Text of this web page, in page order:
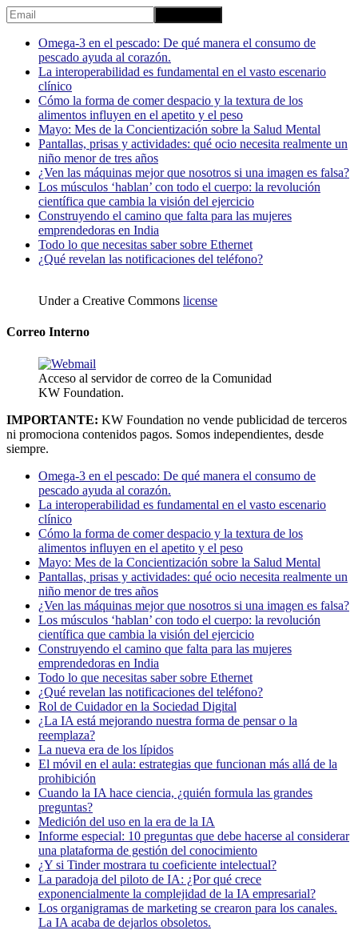
Omega-3 en el pescado: De qué manera el consumo de
pescado ayuda al corazón.
La interoperabilidad es fundamental en el vasto escenario
clínico
Cómo la forma de comer despacio y la textura de los
alimentos influyen en el apetito y el peso
Mayo: Mes de la Concientización sobre la Salud Mental
Pantallas, prisas y actividades: qué ocio necesita realmente un
niño menor de tres años
¿Ven las máquinas mejor que nosotros si una imagen es falsa?
Los músculos ‘hablan’ con todo el cuerpo: la revolución
científica que cambia la visión del ejercicio
Construyendo el camino que falta para las mujeres
emprendedoras en India
Todo lo que necesitas saber sobre Ethernet
¿Qué revelan las notificaciones del teléfono?
Under a Creative Commons license
Correo Interno
Acceso al servidor de correo de la Comunidad
KW Foundation.
IMPORTANTE: KW Foundation no vende publicidad de terceros
ni promociona contenidos pagos. Somos independientes, desde
siempre.
Omega-3 en el pescado: De qué manera el consumo de
pescado ayuda al corazón.
La interoperabilidad es fundamental en el vasto escenario
clínico
Cómo la forma de comer despacio y la textura de los
alimentos influyen en el apetito y el peso
Mayo: Mes de la Concientización sobre la Salud Mental
Pantallas, prisas y actividades: qué ocio necesita realmente un
niño menor de tres años
¿Ven las máquinas mejor que nosotros si una imagen es falsa?
Los músculos ‘hablan’ con todo el cuerpo: la revolución
científica que cambia la visión del ejercicio
Construyendo el camino que falta para las mujeres
emprendedoras en India
Todo lo que necesitas saber sobre Ethernet
¿Qué revelan las notificaciones del teléfono?
Rol de Cuidador en la Sociedad Digital
¿La IA está mejorando nuestra forma de pensar o la
reemplaza?
La nueva era de los lípidos
El móvil en el aula: estrategias que funcionan más allá de la
prohibición
Cuando la IA hace ciencia, ¿quién formula las grandes
preguntas?
Medición del uso en la era de la IA
Informe especial: 10 preguntas que debe hacerse al considerar
una plataforma de gestión del conocimiento
¿Y si Tinder mostrara tu coeficiente intelectual?
La paradoja del piloto de IA: ¿Por qué crece
exponencialmente la complejidad de la IA empresarial?
Los organigramas de marketing se crearon para los canales.
La IA acaba de dejarlos obsoletos.